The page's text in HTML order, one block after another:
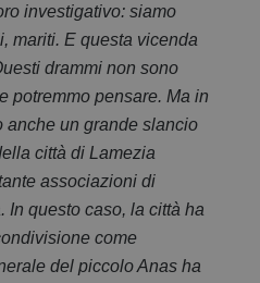
investigativo: siamo
mariti. E questa vicenda
drammi non sono
potremmo pensare. Ma in
anche un grande slancio
città di Lamezia
associazioni di
In questo caso, la città ha
come
del piccolo Anas ha